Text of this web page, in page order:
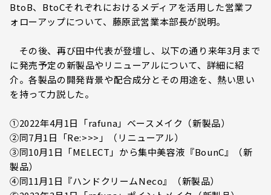
BtoB、BtoCそれぞれにおけるメディアを活用した営業フ
ォローアップについて、藤原武営業本部長が説明。
その後、再び田中代表が登壇し、以下の通り来年3月まで
に発売予定の新製品やリニューアルについて、詳細に紹
介。各製品の開発背景や配合成分とその用途を、熱い思い
を持って力説した。
①2022年4月1日「rafuna」ベースメイク（新製品）
②同7月1日「Re:>>>」（リニューアル）
③同10月1日「MELECT」から集中美容液『BounC』（新
製品）
④同11月1日『ハンドクリームNeco』（新製品）